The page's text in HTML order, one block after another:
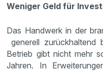
Weniger Geld für
Das Handwerk in der
generell zurückhaltend
Betrieb gibt nicht mehr
Jahren. In